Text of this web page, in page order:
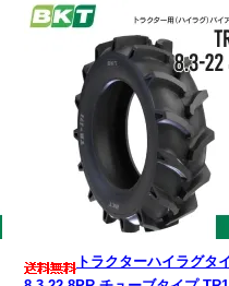
トラクターハイラグタ